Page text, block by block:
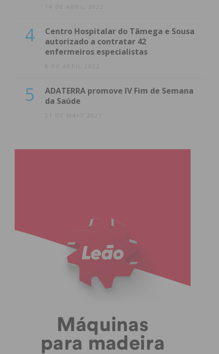
14 DE ABRIL 2022
4
Centro Hospitalar do Tâmega e Sousa
autorizado a contratar 42
enfermeiros especialistas
8 DE ABRIL 2022
5
ADATERRA promove IV Fim de Semana
da Saúde
21 DE MAIO 2021